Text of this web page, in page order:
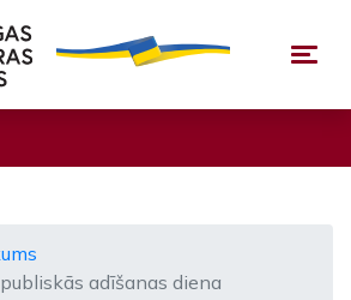
adīšanas diena